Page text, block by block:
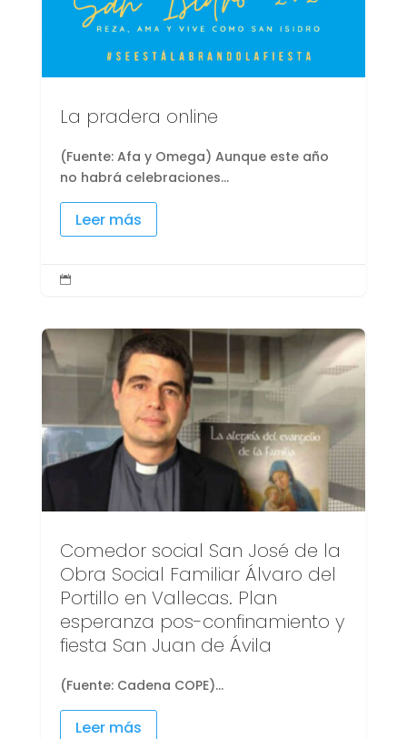
La pradera online
(Fuente: Afa y Omega) Aunque este año
no habrá celebraciones...
Leer más

Comedor social San José de la
Obra Social Familiar Álvaro del
Portillo en Vallecas. Plan
esperanza pos-confinamiento y
fiesta San Juan de Ávila
(Fuente: Cadena COPE)...
Leer más